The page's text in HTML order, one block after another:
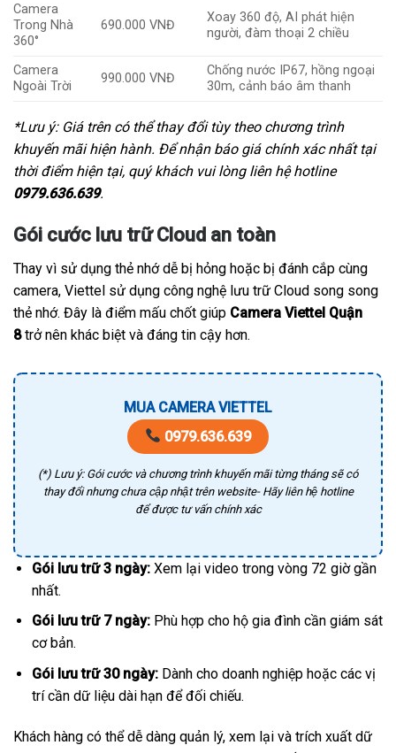
Camera
Trong Nhà
360°
690.000 VNĐ
Xoay 360 độ, AI phát hiện
người, đàm thoại 2 chiều
Camera
Ngoài Trời
990.000 VNĐ
Chống nước IP67, hồng ngoại
30m, cảnh báo âm thanh
*Lưu ý: Giá trên có thể thay đổi tùy theo chương trình
khuyến mãi hiện hành. Để nhận báo giá chính xác nhất tại
thời điểm hiện tại, quý khách vui lòng liên hệ hotline
0979.636.639.
Gói cước lưu trữ Cloud an toàn
Thay vì sử dụng thẻ nhớ dễ bị hỏng hoặc bị đánh cắp cùng
camera, Viettel sử dụng công nghệ lưu trữ Cloud song song
thẻ nhớ. Đây là điểm mấu chốt giúp Camera Viettel Quận
8trở nên khác biệt và đáng tin cậy hơn.
MUA CAMERA VIETTEL
0979.636.639
(*) Lưu ý: Gói cước và chương trình khuyến mãi từng tháng sẽ có
thay đổi nhưng chưa cập nhật trên website- Hãy liên hệ hotline
để được tư vấn chính xác
Gói lưu trữ 3 ngày:Xem lại video trong vòng 72 giờ gần
nhất.
Gói lưu trữ 7 ngày:Phù hợp cho hộ gia đình cần giám sát
cơ bản.
Gói lưu trữ 30 ngày:Dành cho doanh nghiệp hoặc các vị
trí cần dữ liệu dài hạn để đối chiếu.
Khách hàng có thể dễ dàng quản lý, xem lại và trích xuất dữ